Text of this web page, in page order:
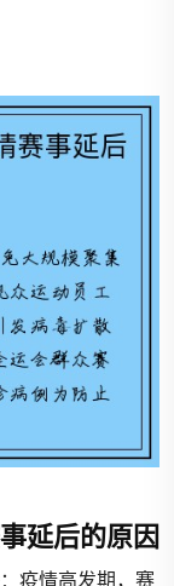
延后的原因
疫情高发期，赛